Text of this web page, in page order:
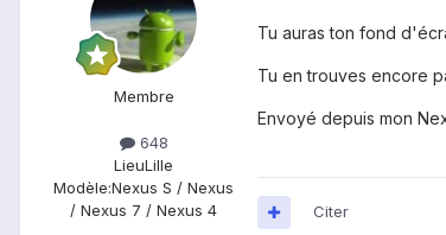
Membre
648
LieuLille
Modèle:Nexus S / Nexus
/ Nexus 7 / Nexus 4
Tu auras ton fond
Tu en trouves encore
Envoyé depuis mon
Citer